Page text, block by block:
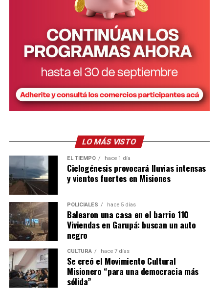
para cada uno de los tramos de edad. La estimación
mensual es la siguiente: menores de un año: 147 horas.
De 1 a 3 años: 168 horas. De 4 a 5 años: 105 horas y de 6
a 12 años: 68 horas.
A su vez, las horas de cuidado se valorizan tomando la
remuneración de la categoría “Asistencia y cuidado de
personas” del Régimen Especial de Contrato de Trabajo
para el Personal de Casas Particulares.
LO MÁS VISTO
EL TIEMPO hace 1 día
Ciclogénesis provocará lluvias intensas
y vientos fuertes en Misiones
POLICIALES hace 5 días
Balearon una casa en el barrio 110
Viviendas en Garupá: buscan un auto
negro
CULTURA hace 7 días
Se creó el Movimiento Cultural
Misionero “para una democracia más
sólida”